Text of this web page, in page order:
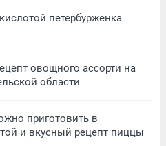
петербурженка
овощного ассорти на
области
приготовить в
и вкусный рецепт пиццы